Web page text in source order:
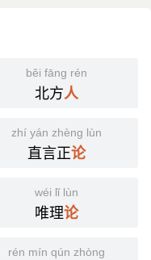
běi fāng rén
北方人
zhí yán zhèng lùn
直言正论
wéi lǐ lùn
唯理论
rén mín qún zhòng